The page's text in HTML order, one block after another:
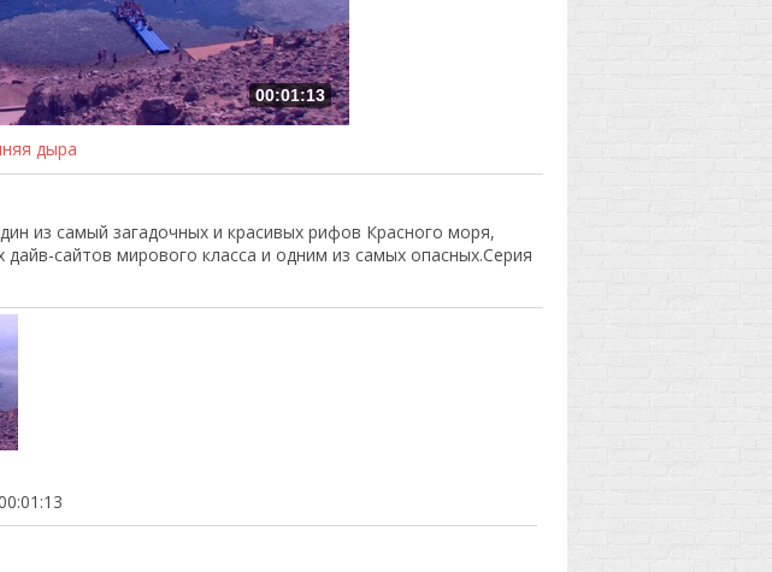
00:01:13
дыра
из самый загадочных и красивых рифов Красного моря,
дайв-сайтов мирового класса и одним из самых опасных.Серия